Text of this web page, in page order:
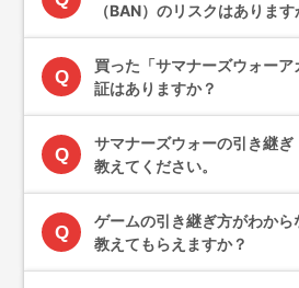
（BAN）のリスクはあります
Q
買った「サマナーズウォー
証はありますか？
Q
サマナーズウォーの引き継ぎ
教えてください。
Q
ゲームの引き継ぎ方がわから
教えてもらえますか？